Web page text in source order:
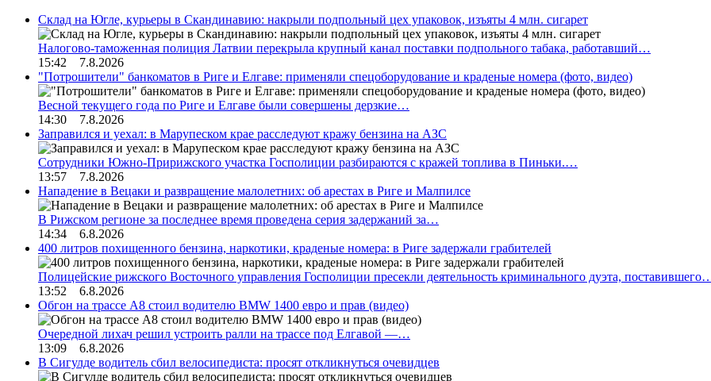
Склад на Югле, курьеры в Скандинавию: накрыли подпольный цех упаковок, изъяты 4 млн. сигарет
Налогово-таможенная полиция Латвии перекрыла крупный канал поставки подпольного табака, работавший…
15:42 7.8.2026
"Потрошители" банкоматов в Риге и Елгаве: применяли спецоборудование и краденые номера (фото, видео)
Весной текущего года по Риге и Елгаве были совершены дерзкие…
14:30 7.8.2026
Заправился и уехал: в Марупеском крае расследуют кражу бензина на АЗС
Сотрудники Южно-Пририжского участка Госполиции разбираются с кражей топлива в Пиньки.…
13:57 7.8.2026
Нападение в Вецаки и развращение малолетних: об арестах в Риге и Малпилсе
В Рижском регионе за последнее время проведена серия задержаний за…
14:34 6.8.2026
400 литров похищенного бензина, наркотики, краденые номера: в Риге задержали грабителей
Полицейские рижского Восточного управления Госполиции пресекли деятельность криминального дуэта,
13:52 6.8.2026
Обгон на трассе А8 стоил водителю BMW 1400 евро и прав (видео)
Очередной лихач решил устроить ралли на трассе под Елгавой —…
13:09 6.8.2026
В Сигулде водитель сбил велосипедиста: просят откликнуться очевидцев